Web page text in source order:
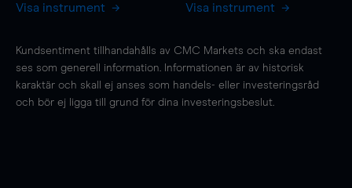
Visa instrument Visa instrument
Kundsentiment tillhandahålls av CMC Markets och ska endast
ses som generell information. Informationen är av historisk
karaktär och skall ej anses som handels- eller investeringsråd
och bör ej ligga till grund för dina investeringsbeslut.